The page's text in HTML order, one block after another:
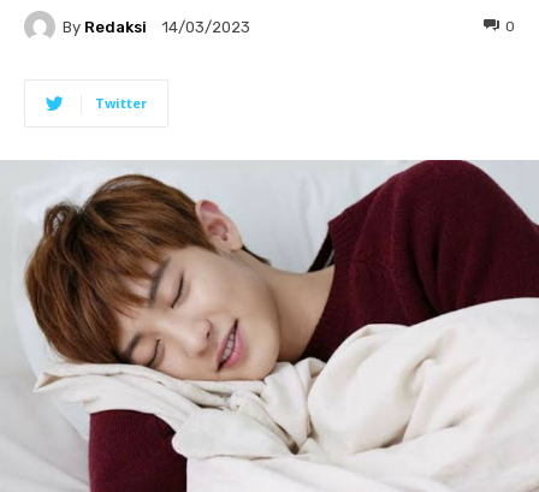
By Redaksi 14/03/2023 0
Twitter